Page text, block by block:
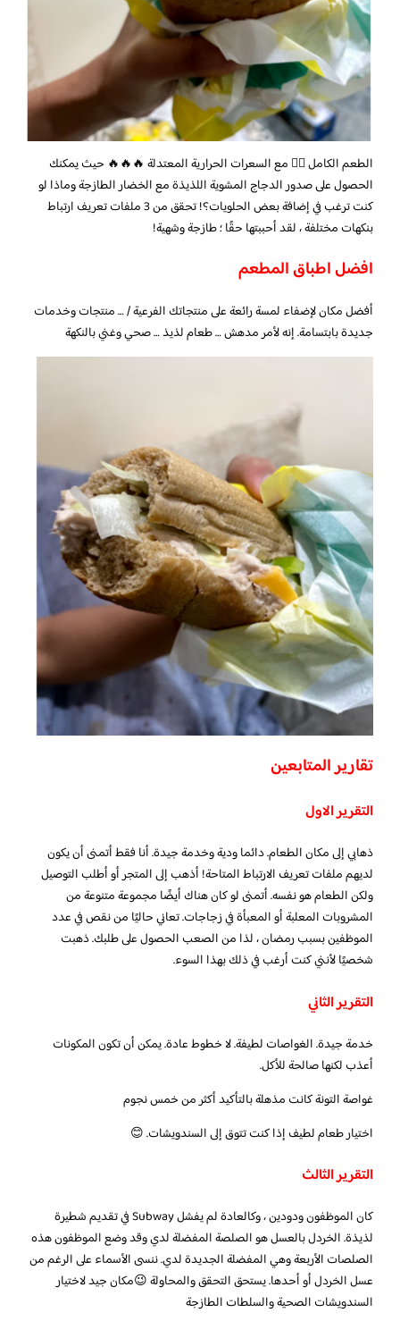
الطعم الكامل 👍🏻 مع السعرات الحرارية المعتدلة 🔥🔥🔥 حيث يمكنك
الحصول على صدور الدجاج المشوية اللذيذة مع الخضار الطازجة وماذا لو
كنت ترغب في إضافة بعض الحلويات؟! تحقق من 3 ملفات تعريف ارتباط
بنكهات مختلفة ، لقد أحببتها حقًا ؛ طازجة وشهية!
افضل اطباق المطعم
أفضل مكان لإضفاء لمسة رائعة على منتجاتك الفرعية / … منتجات وخدمات
جديدة بابتسامة. إنه لأمر مدهش … طعام لذيذ … صحي وغني بالنكهة
تقارير المتابعين
التقرير الاول
ذهابي إلى مكان الطعام. دائما ودية وخدمة جيدة. أنا فقط أتمنى أن يكون
لديهم ملفات تعريف الارتباط المتاحة! أذهب إلى المتجر أو أطلب التوصيل
ولكن الطعام هو نفسه. أتمنى لو كان هناك أيضًا مجموعة متنوعة من
المشروبات المعلبة أو المعبأة في زجاجات. تعاني حاليًا من نقص في عدد
الموظفين بسبب رمضان ، لذا من الصعب الحصول على طلبك. ذهبت
شخصيًا لأنني كنت أرغب في ذلك بهذا السوء.
التقرير الثاني
خدمة جيدة. الغواصات لطيفة. لا خطوط عادة. يمكن أن تكون المكونات
أعذب لكنها صالحة للأكل.
غواصة التونة كانت مذهلة بالتأكيد أكثر من خمس نجوم
اختيار طعام لطيف إذا كنت تتوق إلى السندويشات. 😊
التقرير الثالث
كان الموظفون ودودين ، وكالعادة لم يفشل Subway في تقديم شطيرة
لذيذة. الخردل بالعسل هو الصلصة المفضلة لدي وقد وضع الموظفون هذه
الصلصات الأربعة وهي المفضلة الجديدة لدي. ننسى الأسماء على الرغم من
عسل الخردل أو أحدها. يستحق التحقق والمحاولة 😉مكان جيد لاختيار
السندويشات الصحية والسلطات الطازجة